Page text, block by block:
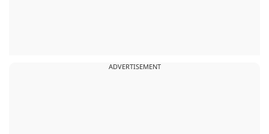
ADVERTISEMENT